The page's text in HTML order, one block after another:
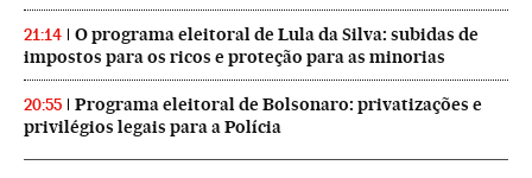
21:14
O programa eleitoral de Lula da Silva: subidas de
impostos para os ricos e proteção para as minorias
20:55
Programa eleitoral de Bolsonaro: privatizações e
privilégios legais para a Polícia